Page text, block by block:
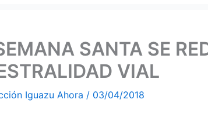
SANTA SE
VIAL
Iguazu Ahora / 03/04/2018